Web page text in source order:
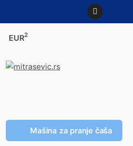
EUR2
Mašina za pranje čaša